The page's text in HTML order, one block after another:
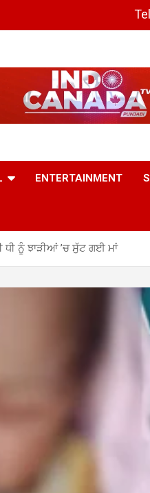
ENTERTAINMENT
ਧੀ ਨੂੰ ਝਾੜੀਆਂ ’ਚ ਸੁੱਟ ਗਈ ਮਾਂ